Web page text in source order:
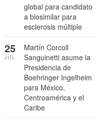
global para candidato
a biosimilar para
esclerosis múltiple
Martín Corcoll
Sanguinetti asume la
Presidencia de
Boehringer Ingelheim
para México,
Centroamérica y el
Caribe
25
JUL